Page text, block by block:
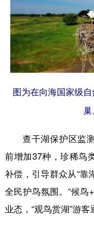
图为在向海国家级
巢
查干湖保护区监
前增加37种，珍稀鸟
补偿，引导群众从“靠
全民护鸟氛围。“候鸟
业态，“观鸟赏湖”游客